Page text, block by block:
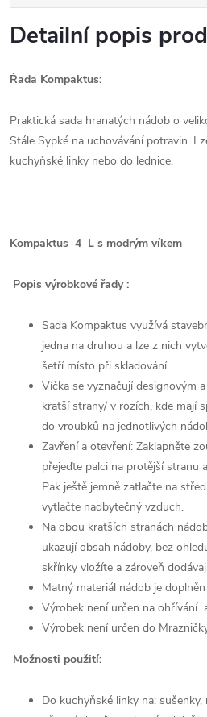
Detailní popis
Řada Kompaktus:
Praktická sada hranatých nádob o
Stále Sypké na uchovávání potravin.
kuchyňské linky nebo do lednice.
Kompaktus 4 L s modrým víkem
Popis výrobkové řady :
Sada Kompaktus využívá
jedna na druhou a lze z nich
šetří místo při skladování.
Víčka se vyznačují designovým
kratší strany/ v rozích, kde mají
do vroubků na jednotlivých
Zavření a otevření: Zaklapněte
přejeďte palci na protější stranu
Pak ještě jemně zatlačte na
vytlačte nadbytečný vzduch.
Na obou kratších stranách
ukazují obsah nádoby, bez
skřínky vložíte a zároveň
Matný materiál nádob je
Výrobek není určen na ohřívání
Výrobek není určen do
Možnosti použití:
Do kuchyňské linky na: